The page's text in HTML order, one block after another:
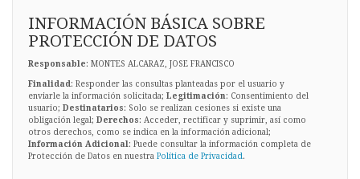
INFORMACIÓN BÁSICA SOBRE
PROTECCIÓN DE DATOS
Responsable: MONTES ALCARAZ, JOSE FRANCISCO
Finalidad : Responder las consultas planteadas por el usuario y
enviarle la información solicitada; Legitimación: Consentimiento del
usuario; Destinatarios: Solo se realizan cesiones si existe una
obligación legal; Derechos: Acceder, rectificar y suprimir, así como
otros derechos, como se indica en la información adicional;
Información Adicional : Puede consultar la información completa de
Protección de Datos en nuestra Política de Privacidad .